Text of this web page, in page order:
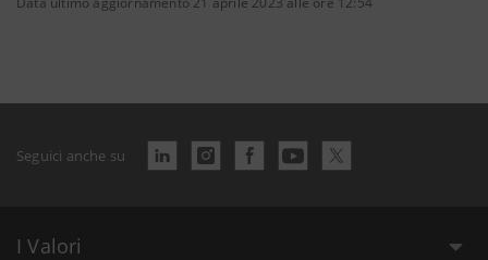
Seguici anche su
I Valori